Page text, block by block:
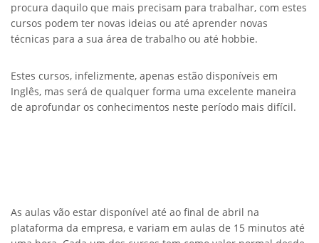
procura daquilo que mais precisam para trabalhar, com estes
cursos podem ter novas ideias ou até aprender novas
técnicas para a sua área de trabalho ou até hobbie.
Estes cursos, infelizmente, apenas estão disponíveis em
Inglês, mas será de qualquer forma uma excelente maneira
de aprofundar os conhecimentos neste período mais difícil.
As aulas vão estar disponível até ao final de abril na
plataforma da empresa, e variam em aulas de 15 minutos até